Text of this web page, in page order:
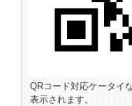
QRコード対応ケータイ
表示されます。